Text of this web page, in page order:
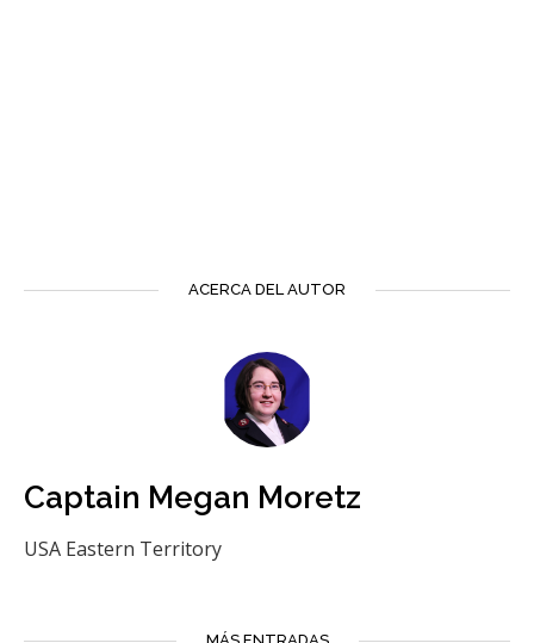
ACERCA DEL AUTOR
Captain Megan Moretz
USA Eastern Territory